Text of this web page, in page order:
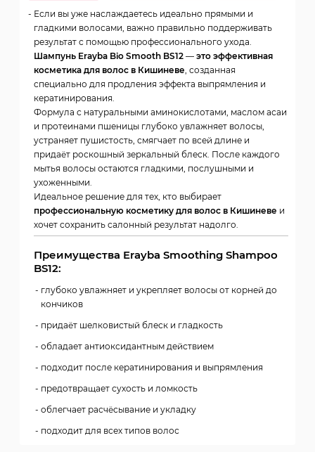
Если вы уже наслаждаетесь идеально прямыми и
гладкими волосами, важно правильно поддерживать
результат с помощью профессионального ухода.
Шампунь Erayba Bio Smooth BS12 — это эффективная
косметика для волос в Кишиневе, созданная
специально для продления эффекта выпрямления и
кератинирования.
Формула с натуральными аминокислотами, маслом асаи
и протеинами пшеницы глубоко увлажняет волосы,
устраняет пушистость, смягчает по всей длине и
придаёт роскошный зеркальный блеск. После каждого
мытья волосы остаются гладкими, послушными и
ухоженными.
Идеальное решение для тех, кто выбирает
профессиональную косметику для волос в Кишиневе и
хочет сохранить салонный результат надолго.
Преимущества Erayba Smoothing Shampoo
BS12:
глубоко увлажняет и укрепляет волосы от корней до
кончиков
придаёт шелковистый блеск и гладкость
обладает антиоксидантным действием
подходит после кератинирования и выпрямления
предотвращает сухость и ломкость
облегчает расчёсывание и укладку
подходит для всех типов волос